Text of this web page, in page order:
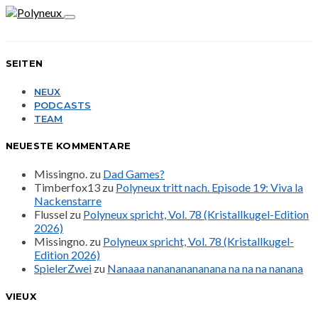
SEITEN
NEUX
PODCASTS
TEAM
NEUESTE KOMMENTARE
Missingno. zu Dad Games?
Timberfox13 zu Polyneux tritt nach. Episode 19: Viva la
Nackenstarre
Flussel zu Polyneux spricht, Vol. 78 (Kristallkugel-Edition
2026)
Missingno. zu Polyneux spricht, Vol. 78 (Kristallkugel-
Edition 2026)
SpielerZwei zu Nanaaa nanananananana na na na nanana
VIEUX